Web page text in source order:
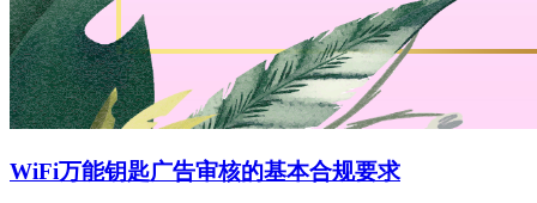
WiFi万能钥匙广告审核的基本合规要求